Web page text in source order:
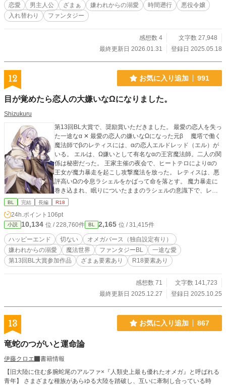
恋愛 男主人公 ざまぁ 嫌われからの溺愛 時間遡行
悪役令嬢
入れ替わり
ファンタジー
感想数 4
文字数 27,948
最終更新日 2026.01.31
登録日 2025.05.18
12 お気に入り追加 991
目が覚めたら恋人の大嫌いなΩになりました。
Shizukuru
第13回BL大賞で、奨励賞いただきました。 最愛の恋人を失っ
た一途なα‪ ✕‬‪‪ 最愛の恋人の嫌いなΩになった元β 魔塔で働く
魔法師でβのレティスには、αの恋人エルドレッド（エル）が
いる。 エルは、Ω嫌いとして有名なαの王宮魔法師。二人の関
係は秘密だった。 王家主催の夜会で、ヒートテロによりαの
王女が魔力暴走を起こし攻撃魔法を放った。 レティスは、悪
評高いΩの令息ラシェルをかばって命を落とす。 魔力暴走に
巻き込まれ、眠りについたままのラシェルの意識下で、レテ
ィスは存在していた。 レティスが愛する人の所へ戻れるよう
れててごめん』 そう言って消えてしまう。 一年後。 ラシェ
ルの姿で、レティスは目を覚ました。 その姿のまま、エルド
レッドと再会するが……。 ＊＊＊ オメガバース独自設定あり
ます。 扉絵は、センサン様よりいただいた大切なFAです。AI
学習禁止です。
BL 完結 長編 R18
24h.ポイント 106pt
小説 10,134 位 / 228,760件 BL 2,165 位 / 31,415件
ハッピーエンド 切ない
オメガバース（独自設定有り）
嫌われからの溺愛
魔法世界 ファンタジーBL
一途な愛
第13回BL大賞参加作品
ざまぁ要素あり R18要素あり
感想数 71
文字数 141,723
最終更新日 2025.12.27
登録日 2025.10.25
13 お気に入り追加 867
竜蛇のつがいと運命論
伊藤クロエ
書籍情報
【旧大陸に住む多腕蛇尾のアルファ×『人類史上最も優れたオメガ』と呼ばれる
青年】 さまざまな種族があらゆる大陸を踏破し、互いに牽制し合っている時